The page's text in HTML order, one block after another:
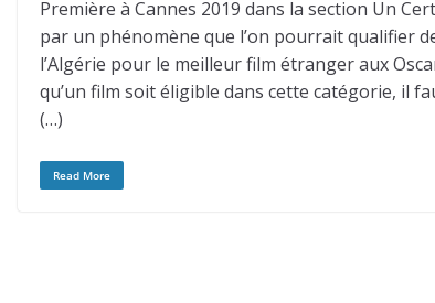
Première à Cannes 2019 dans la section Un
par un phénomène que l’on pourrait qualifier
l’Algérie pour le meilleur film étranger aux
qu’un film soit éligible dans cette catégorie, il
(…)
Read More